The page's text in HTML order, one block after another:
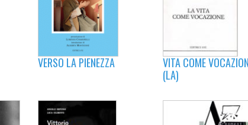
VERSO LA PIENEZZA
VITA COME
(LA)